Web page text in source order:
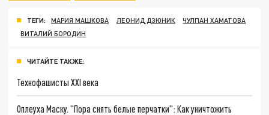
ТЕГИ: МАРИЯ МАШКОВА ЛЕОНИД ДЗЮНИК
ЧУЛПАН ХАМАТОВА
ВИТАЛИЙ БОРОДИН
ЧИТАЙТЕ ТАКЖЕ:
Технофашисты XXI века
Оплеуха Маску. "Пора снять белые перчатки": Как уничтожить